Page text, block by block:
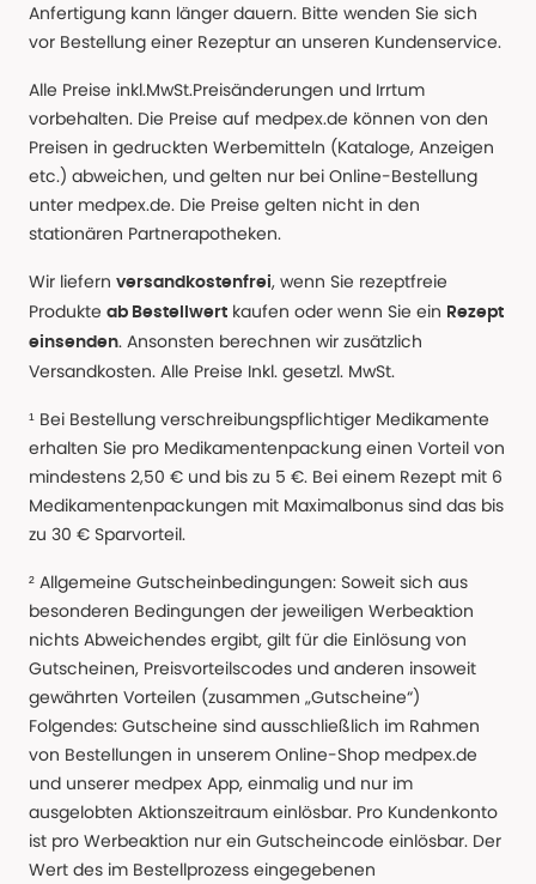
Anfertigung kann länger dauern. Bitte wenden Sie sich
vor Bestellung einer Rezeptur an unseren Kundenservice.
Alle Preise inkl.MwSt.Preisänderungen und Irrtum
vorbehalten. Die Preise auf medpex.de können von den
Preisen in gedruckten Werbemitteln (Kataloge, Anzeigen
etc.) abweichen, und gelten nur bei Online-Bestellung
unter medpex.de. Die Preise gelten nicht in den
stationären Partnerapotheken.
Wir liefern versandkostenfrei, wenn Sie rezeptfreie
Produkte ab Bestellwert kaufen oder wenn Sie ein Rezept
einsenden. Ansonsten berechnen wir zusätzlich
Versandkosten. Alle Preise Inkl. gesetzl. MwSt.
¹ Bei Bestellung verschreibungspflichtiger Medikamente
erhalten Sie pro Medikamentenpackung einen Vorteil von
mindestens 2,50 € und bis zu 5 €. Bei einem Rezept mit 6
Medikamentenpackungen mit Maximalbonus sind das bis
zu 30 € Sparvorteil.
² Allgemeine Gutscheinbedingungen: Soweit sich aus
besonderen Bedingungen der jeweiligen Werbeaktion
nichts Abweichendes ergibt, gilt für die Einlösung von
Gutscheinen, Preisvorteilscodes und anderen insoweit
gewährten Vorteilen (zusammen „Gutscheine“)
Folgendes: Gutscheine sind ausschließlich im Rahmen
von Bestellungen in unserem Online-Shop medpex.de
und unserer medpex App, einmalig und nur im
ausgelobten Aktionszeitraum einlösbar. Pro Kundenkonto
ist pro Werbeaktion nur ein Gutscheincode einlösbar. Der
Wert des im Bestellprozess eingegebenen